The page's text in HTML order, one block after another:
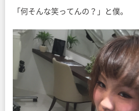
「何そんな笑ってんの？」と僕。